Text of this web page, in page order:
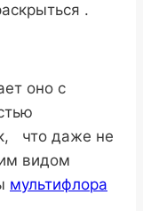
.
оно с
что даже не
видом
мультифлора